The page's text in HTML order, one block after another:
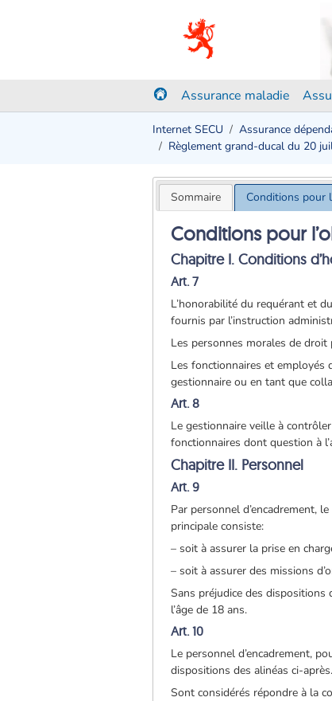
Assurance maladie
Internet SECU Assurance
Règlement grand-ducal du 20
Sommaire Conditions pour
Conditions pour
Chapitre I. Conditions
Art. 7
L’honorabilité du requérant et
fournis par l’instruction
Les personnes morales de
Les fonctionnaires et employés
gestionnaire ou en tant que
Art. 8
Le gestionnaire veille à
fonctionnaires dont question à
Chapitre II. Personnel
Art. 9
Par personnel d’encadrement,
principale consiste:
– soit à assurer la prise en
– soit à assurer des missions
Sans préjudice des dispositions
l’âge de 18 ans.
Art. 10
Le personnel d’encadrement,
dispositions des alinéas ci-après.
Sont considérés répondre à la